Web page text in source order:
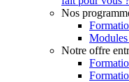
Nos
Notre offre